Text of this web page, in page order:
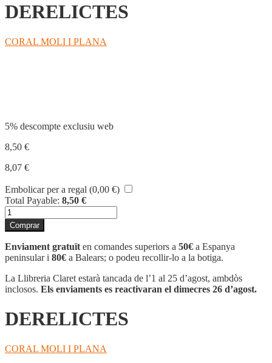
DERELICTES
CORAL MOLI I PLANA
5% descompte exclusiu web
8,50 €
8,07 €
Embolicar per a regal (0,00 €)
Total Payable: 8,50 €
quantitat
de
DERELICTES
Comprar
Enviament gratuït en comandes superiors a 50€ a Espanya
peninsular i 80€ a Balears; o podeu recollir-lo a la botiga.
La Llibreria Claret estarà tancada de l’1 al 25 d’agost, ambdòs
inclosos. Els enviaments es reactivaran el dimecres 26 d’agost.
DERELICTES
CORAL MOLI I PLANA